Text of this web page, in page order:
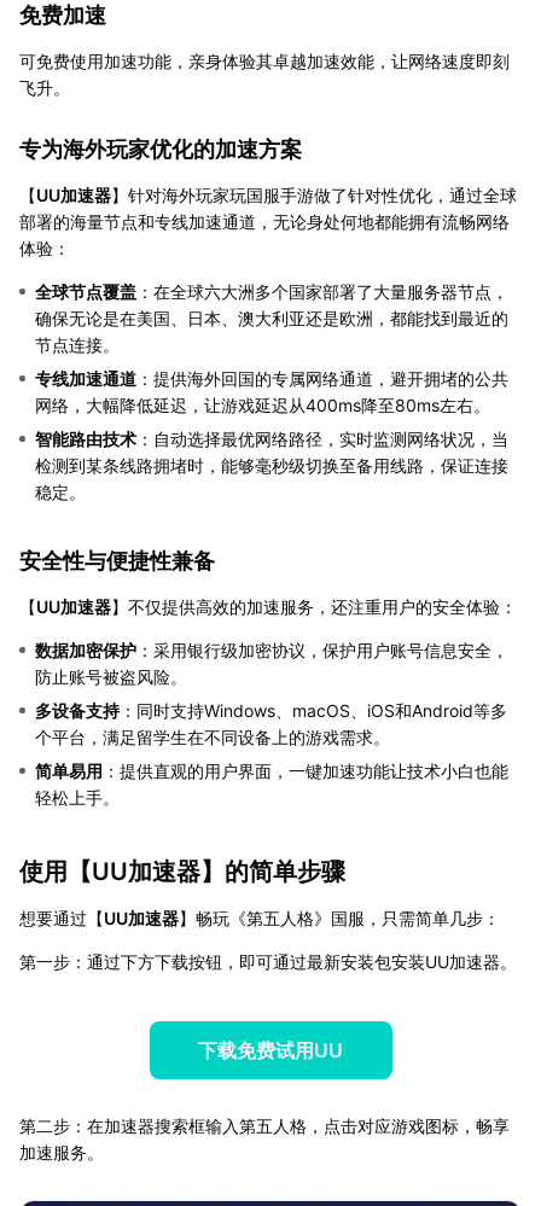
免费加速
可免费使用加速功能，亲身体验其卓越加速效能，让网络速度即刻
飞升。
专为海外玩家优化的加速方案
【UU加速器】针对海外玩家玩国服手游做了针对性优化，通过全球
部署的海量节点和专线加速通道，无论身处何地都能拥有流畅网络
体验：
全球节点覆盖 ：在全球六大洲多个国家部署了大量服务器节点，
确保无论是在美国、日本、澳大利亚还是欧洲，都能找到最近的
节点连接。
专线加速通道 ：提供海外回国的专属网络通道，避开拥堵的公共
网络，大幅降低延迟，让游戏延迟从400ms降至80ms左右。
智能路由技术 ：自动选择最优网络路径，实时监测网络状况，当
检测到某条线路拥堵时，能够毫秒级切换至备用线路，保证连接
稳定。
安全性与便捷性兼备
【UU加速器】不仅提供高效的加速服务，还注重用户的安全体验：
数据加密保护 ：采用银行级加密协议，保护用户账号信息安全，
防止账号被盗风险。
多设备支持：同时支持Windows、macOS、iOS和Android等多
个平台，满足留学生在不同设备上的游戏需求。
简单易用 ：提供直观的用户界面，一键加速功能让技术小白也能
轻松上手。
使用【UU加速器】的简单步骤
想要通过【UU加速器】畅玩《第五人格》国服，只需简单几步：
第一步：通过下方下载按钮，即可通过最新安装包安装UU加速器。
下载免费试用UU
第二步：在加速器搜索框输入第五人格，点击对应游戏图标，畅享
加速服务。